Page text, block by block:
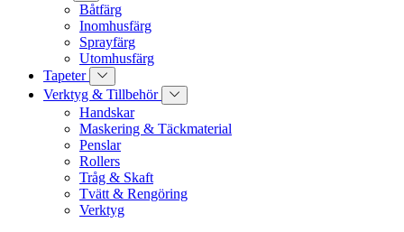
Båtfärg
Inomhusfärg
Sprayfärg
Utomhusfärg
Tapeter
Verktyg & Tillbehör
Handskar
Maskering & Täckmaterial
Penslar
Rollers
Tråg & Skaft
Tvätt & Rengöring
Verktyg